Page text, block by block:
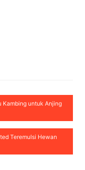
Kambing untuk Anjing
Teremulsi Hewan